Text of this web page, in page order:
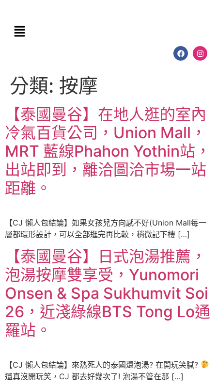
分類: 按摩
【泰國曼谷】在地人逛的室內
冷氣百貨公司，Union Mall，
MRT 藍線Phahon Yothin站，
出站即到，離洽圖洽市場一站
距離。
【CJ 懶人包結論】如果女孩兒方向感不好(Union Mall每一
層都環形設計，可以全部逛完再比較，稍微記下樓 […]
【泰國曼谷】日式泡湯推薦，
泡湯按摩雙享受，Yunomori
Onsen & Spa Sukhumvit Soi
26，近淺綠線BTS Tong Lo通
羅站。
【CJ 懶人包結論】來熱死人的泰國還泡湯? 在開玩笑膩?
還真沒開玩笑，CJ 都去好幾次了! 泡湯不管在那 […]